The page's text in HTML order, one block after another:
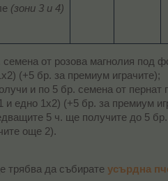
(зони 3 и 4)
от розова магнолия под
(+5 бр. за премиум играчите);
и по 5 бр. семена от пернат
и едно 1х2) (+5 бр. за премиум
5 ч. ще получите до 5
още 2).
трябва да събирате усърдна